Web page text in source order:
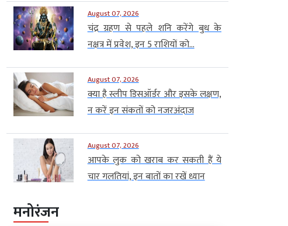
August 07, 2026
चंद्र ग्रहण से पहले शनि करेंगे बुध के
नक्षत्र में प्रवेश, इन 5 राशियों को...
August 07, 2026
क्या है स्लीप डिसऑर्डर और इसके लक्षण,
न करें इन संकतों को नजरअंदाज
August 07, 2026
आपके लुक को खराब कर सकती हैं ये
चार गलतियां, इन बातों का रखें ध्यान
मनोरंजन